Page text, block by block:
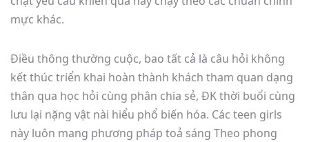
mực khác.
Điều thông thường cuộc, bao tất cả là câu hỏi không
kết thúc triển khai hoàn thành khách tham quan dạng
thân qua học hỏi cùng phân chia sẻ, ĐK thời buổi cùng
lưu lại nặng vật nài hiểu phổ biến hóa. Các teen girls
này luôn mang phương pháp toả sáng Theo phong